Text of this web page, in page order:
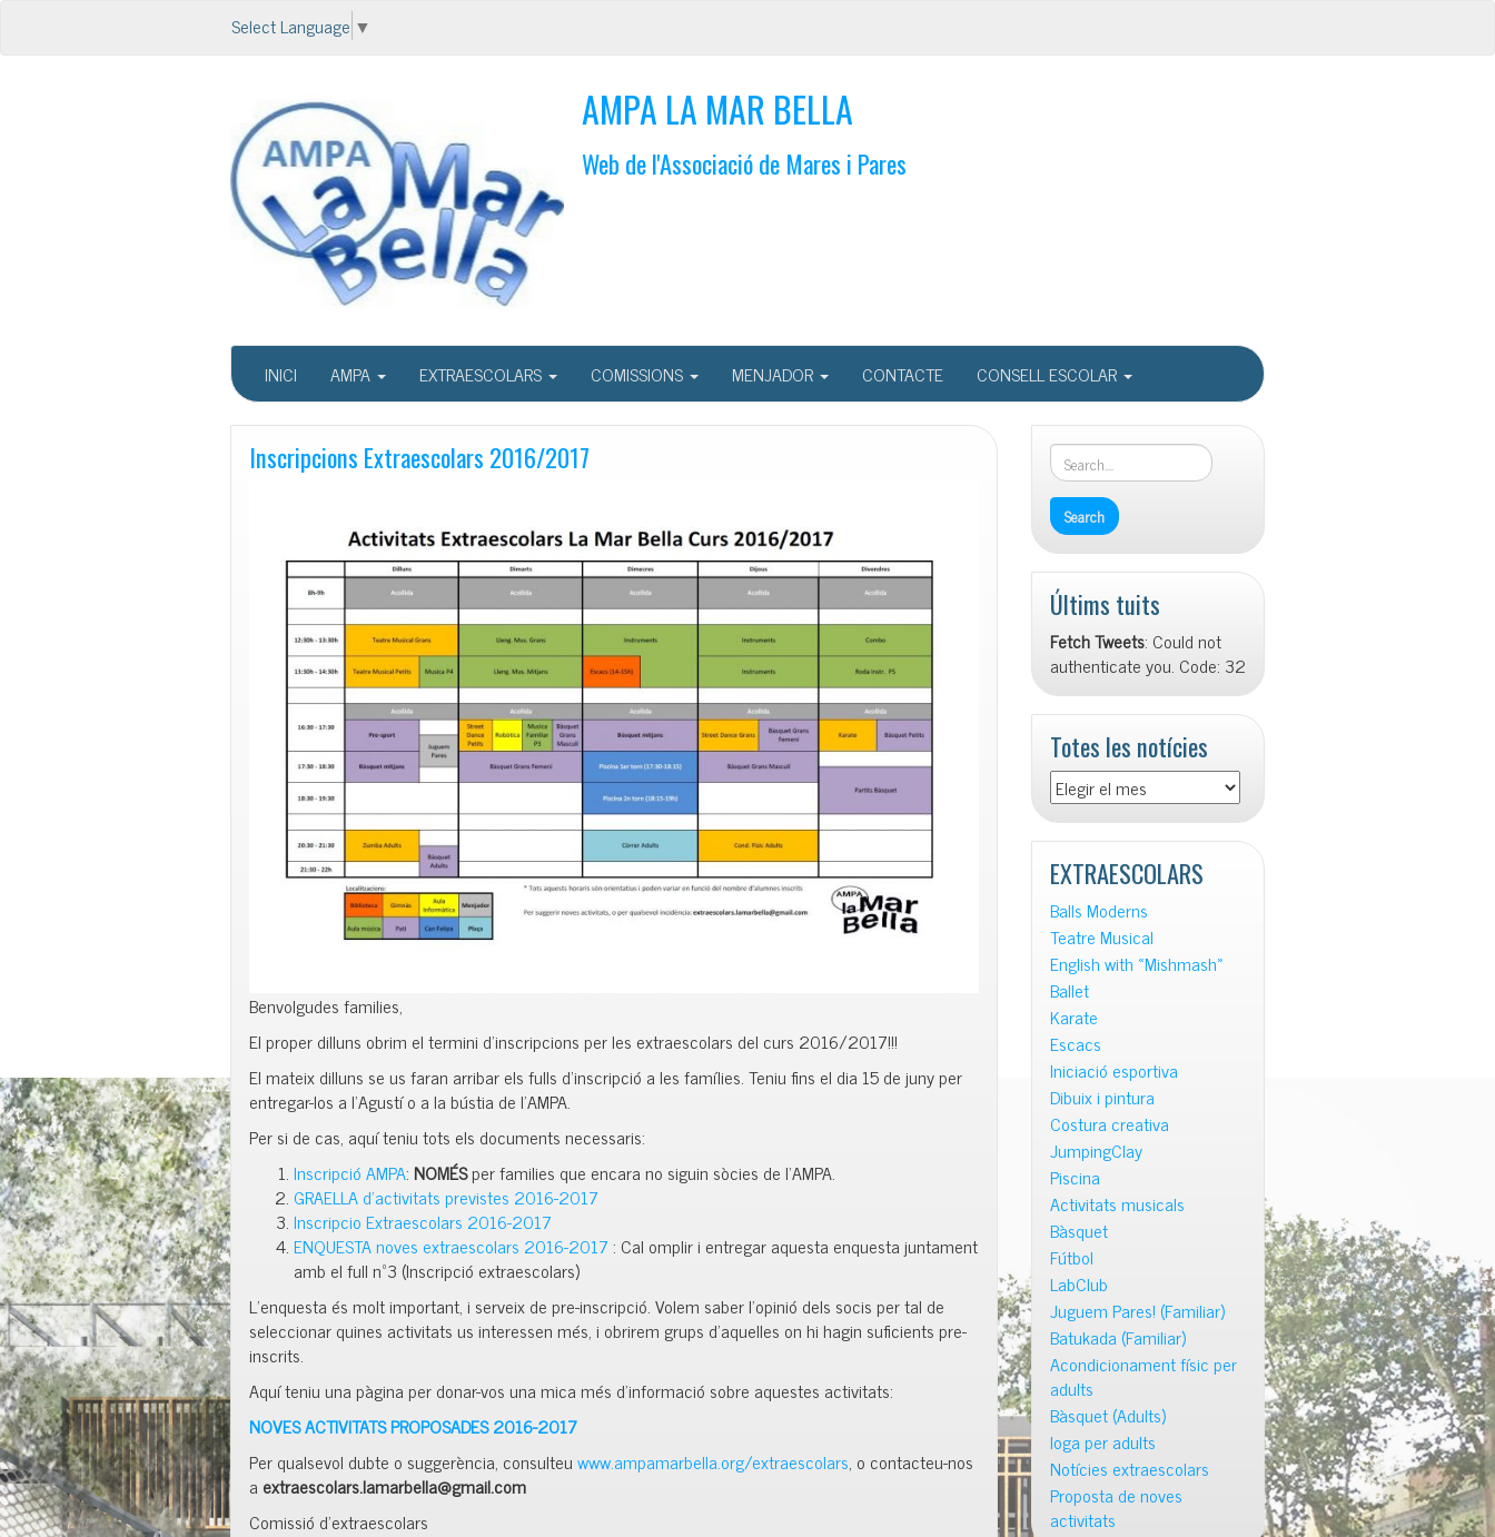
Select Language ▼
AMPA LA MAR BELLA
Web de l'Associació de Mares i Pares
INICI AMPA EXTRAESCOLARS COMISSIONS MENJADOR CONTACTE CONSELL ESCOLAR
Inscripcions Extraescolars 2016/2017
Benvolgudes families,
El proper dilluns obrim el termini d’inscripcions per les extraescolars del curs 2016/2017!!!
El mateix dilluns se us faran arribar els fulls d’inscripció a les famílies. Teniu fins el dia 15 de juny per
entregar-los a l’Agustí o a la bústia de l’AMPA.
Per si de cas, aquí teniu tots els documents necessaris:
Inscripció AMPA: NOMÉSper families que encara no siguin sòcies de l’AMPA.
GRAELLA d’activitats previstes 2016-2017
Inscripcio Extraescolars 2016-2017
ENQUESTA noves extraescolars 2016-2017 : Cal omplir i entregar aquesta enquesta juntament
amb el full nº3 (Inscripció extraescolars)
L’enquesta és molt important, i serveix de pre-inscripció. Volem saber l’opinió dels socis per tal de
seleccionar quines activitats us interessen més, i obrirem grups d’aquelles on hi hagin suficients pre-
inscrits.
Aquí teniu una pàgina per donar-vos una mica més d’informació sobre aquestes activitats:
NOVES ACTIVITATS PROPOSADES 2016-2017
Per qualsevol dubte o suggerència, consulteuwww.ampamarbella.org/extraescolars, o contacteu-nos
a extraescolars.lamarbella@gmail.com
Comissió d’extraescolars
Últims tuits
Fetch Tweets: Could not
authenticate you. Code: 32
Totes les notícies
Totes
les
notícies
EXTRAESCOLARS
Balls Moderns
Teatre Musical
English with «Mishmash»
Ballet
Karate
Escacs
Iniciació esportiva
Dibuix i pintura
Costura creativa
JumpingClay
Piscina
Activitats musicals
Bàsquet
Fútbol
LabClub
Juguem Pares! (Familiar)
Batukada (Familiar)
Acondicionament físic per
adults
Bàsquet (Adults)
Ioga per adults
Notícies extraescolars
Proposta de noves
activitats